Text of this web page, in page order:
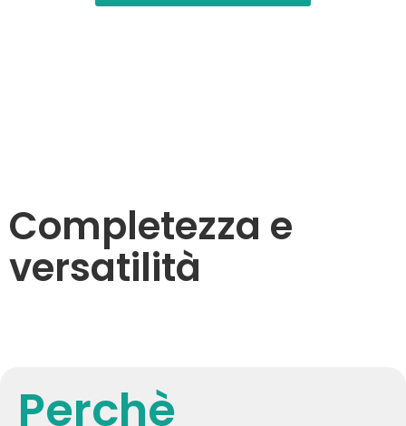
Completezza e
versatilità
Perchè